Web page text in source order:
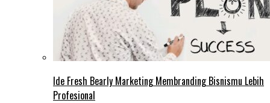
Ide Fresh Bearly Marketing Membranding Bisnismu Lebih
Profesional